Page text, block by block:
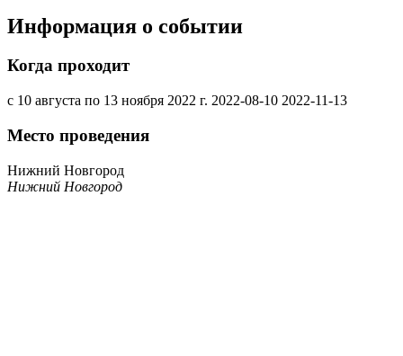
Информация о событии
Когда проходит
с 10 августа по 13 ноября 2022 г. 2022-08-10 2022-11-13
Место проведения
Нижний Новгород
Нижний Новгород